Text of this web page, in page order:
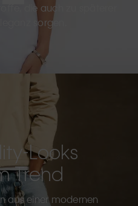
die auch zu späterer
sorgen.
Looks
Trend
aus einer modernen